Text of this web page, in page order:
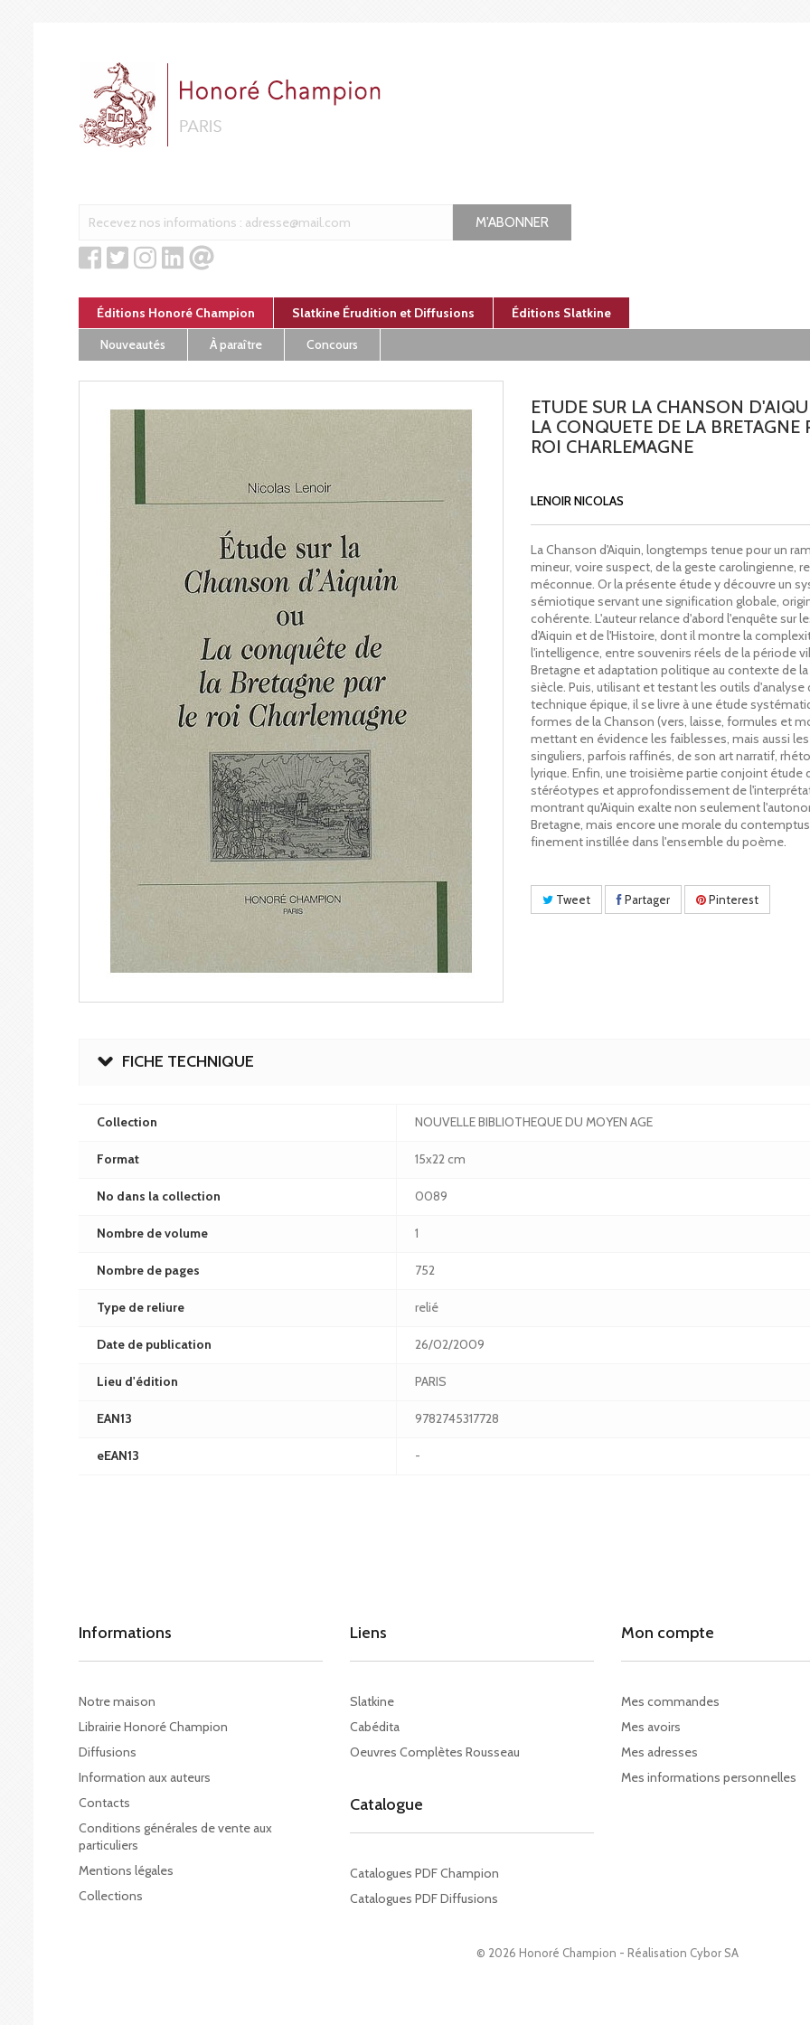
M'ABONNER
Éditions Honoré Champion Slatkine Érudition et Diffusions Éditions Slatkine
Nouveautés
À paraître Concours
ETUDE SUR LA CHANSON
LA CONQUETE DE LA BRETAGNE
ROI CHARLEMAGNE
LENOIR NICOLAS
La Chanson d'Aiquin, longtemps tenue pour un
mineur, voire suspect, de la geste carolingienne,
méconnue. Or la présente étude y découvre un
sémiotique servant une signification globale,
cohérente. L'auteur relance d'abord l'enquête sur
d'Aiquin et de l'Histoire, dont il montre la
l'intelligence, entre souvenirs réels de la période
Bretagne et adaptation politique au contexte de la
siècle. Puis, utilisant et testant les outils d'analyse
technique épique, il se livre à une étude
formes de la Chanson (vers, laisse, formules et
mettant en évidence les faiblesses, mais aussi
singuliers, parfois raffinés, de son art narratif,
lyrique. Enfin, une troisième partie conjoint étude
stéréotypes et approfondissement de
montrant qu'Aiquin exalte non seulement
Bretagne, mais encore une morale du
finement instillée dans l'ensemble du poème.
Tweet Partager Pinterest
FICHE TECHNIQUE
Collection NOUVELLE BIBLIOTHEQUE DU MOYEN AGE
Format 15x22 cm
No dans la collection 0089
Nombre de volume 1
Nombre de pages 752
Type de reliure relié
Date de publication 26/02/2009
Lieu d'édition PARIS
EAN13 9782745317728
eEAN13 -
Informations
Notre maison
Librairie Honoré Champion
Diffusions
Information aux auteurs
Contacts
Conditions générales de vente aux
particuliers
Mentions légales
Collections
© 2026 Honoré Champion - Réalisation Cybor SA
Liens
Slatkine
Cabédita
Oeuvres Complètes Rousseau
Catalogue
Catalogues PDF Champion
Catalogues PDF Diffusions
Mon compte
Mes commandes
Mes avoirs
Mes adresses
Mes informations personnelles